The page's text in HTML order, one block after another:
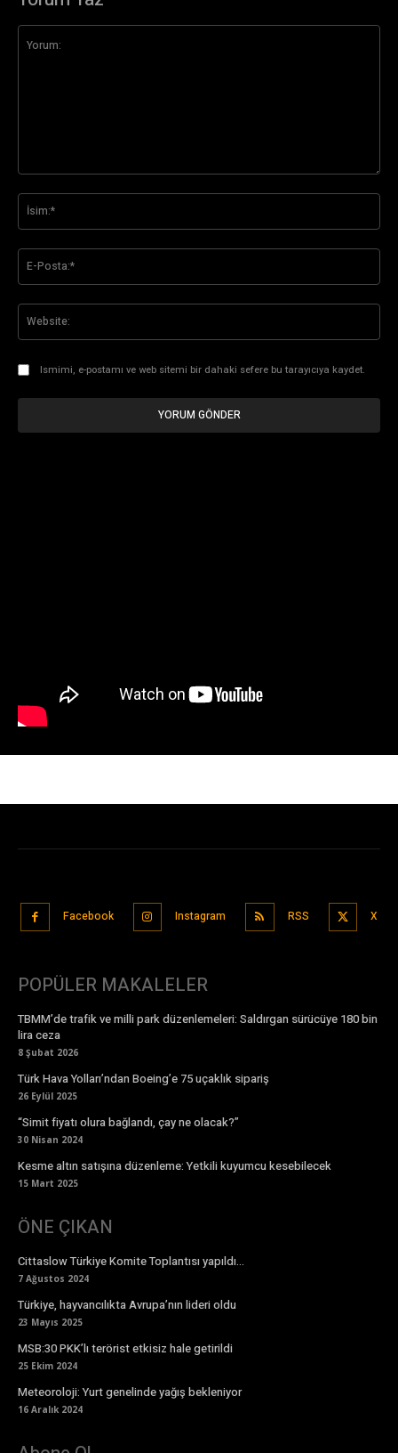
Facebook Instagram RSS X
POPÜLER MAKALELER
TBMM’de trafik ve milli park düzenlemeleri: Saldırgan sürücüye 180 bin
lira ceza
8 Şubat 2026
Türk Hava Yolları’ndan Boeing’e 75 uçaklık sipariş
26 Eylül 2025
“Simit fiyatı olura bağlandı, çay ne olacak?”
30 Nisan 2024
Kesme altın satışına düzenleme: Yetkili kuyumcu kesebilecek
15 Mart 2025
ÖNE ÇIKAN
Cittaslow Türkiye Komite Toplantısı yapıldı…
7 Ağustos 2024
Türkiye, hayvancılıkta Avrupa’nın lideri oldu
23 Mayıs 2025
MSB:30 PKK’lı terörist etkisiz hale getirildi
25 Ekim 2024
Meteoroloji: Yurt genelinde yağış bekleniyor
16 Aralık 2024